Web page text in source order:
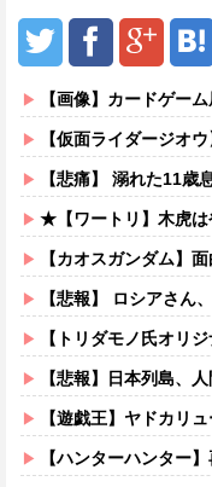
【画像】カードゲー
【仮面ライダージオ
【悲痛】 溺れた11
★【ワートリ】木虎は
【カオスガンダム】
【悲報】 ロシアさん
【トリダモノ氏オリジ
【悲報】日本列島、
【遊戯王】ヤドカリ
【ハンターハンター